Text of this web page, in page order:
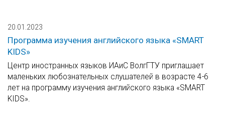
20.01.2023
Программа изучения английского языка «SMART
KIDS»
Центр иностранных языков ИАиС ВолгГТУ приглашает
маленьких любознательных слушателей в возрасте 4-6
лет на программу изучения английского языка «SMART
KIDS».